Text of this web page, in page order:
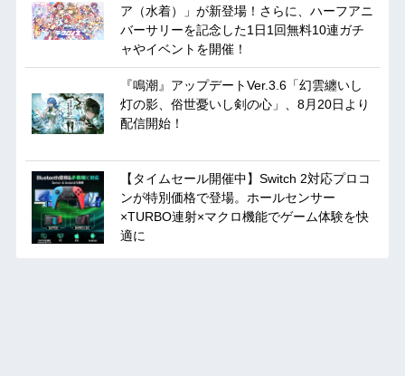
ア（水着）」が新登場！さらに、ハーフアニ
バーサリーを記念した1日1回無料10連ガチ
ャやイベントを開催！
『鳴潮』アップデートVer.3.6「幻雲纏いし
灯の影、俗世憂いし剣の心」、8月20日より
配信開始！
【タイムセール開催中】Switch 2対応プロコ
ンが特別価格で登場。ホールセンサー
×TURBO連射×マクロ機能でゲーム体験を快
適に